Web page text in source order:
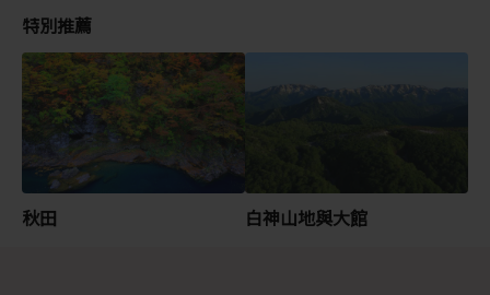
特別推薦
秋田 白神山地與大館